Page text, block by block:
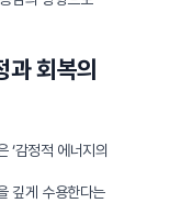
회복의
‘감정적 에너지의
깊게 수용한다는